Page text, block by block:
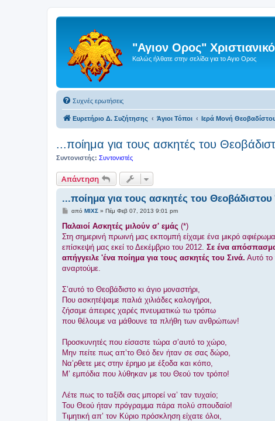
"Αγιον Ορος"
Καλώς ήλθατε στην σελίδα για το Αγιο Ορος
Συχνές ερωτήσεις
Ευρετήριο Δ. Συζήτησης Άγιοι Τόποι Ιερά Μονή
...ποίημα για τους ασκητές του
Συντονιστής: Συντονιστές
Απάντηση
...ποίημα για τους ασκητές του
Δ
μ
σ
ί
υ
σ
από ΜΙΧΣ» Πέμ Φεβ 07, 2013 9:01 pm
Παλαιοί Ασκητές μιλούν σ' εμάς (*)
Στη σημερινή πρωινή μας εκπομπή είχαμε ένα μικρό
επίσκεψή μας εκεί το Δεκέμβριο του 2012. Σε ένα
απήγγειλε 'ένα ποίημα για τους ασκητές του Σινά. Αυτό
αναρτούμε.
Σ’αυτό το Θεοβάδιστο κι άγιο μοναστήρι,
Που ασκητέψαμε παλιά χιλιάδες καλογήροι,
ζήσαμε άπειρες χαρές πνευματικώ τω τρόπω
που θέλουμε να μάθουνε τα πλήθη των ανθρώπων!
Προσκυνητές που είσαστε τώρα σ’αυτό το χώρο,
Μην πείτε πως απ’το Θεό δεν ήταν σε σας δώρο,
Να’ρθετε μες στην έρημο με έξοδα και κόπο,
Μ’ εμπόδια που λύθηκαν με του Θεού τον τρόπο!
Λέτε πως το ταξίδι σας μπορεί να’ ταν τυχαίο;
Του Θεού ήταν πρόγραμμα πάρα πολύ σπουδαίο!
Τιμητική απ’ τον Κύριο πρόσκληση είχατε όλοι,